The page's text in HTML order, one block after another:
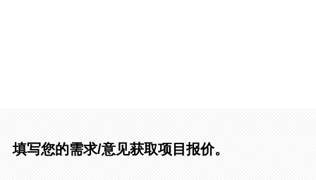
填写您的需求/意见获取项目报价。